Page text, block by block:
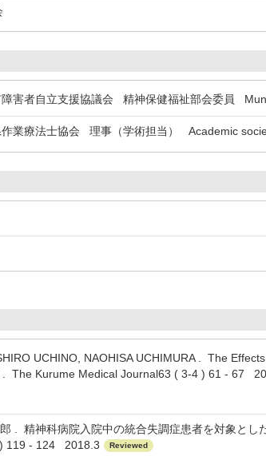
害者自立支援協議会 精神保健福祉部会委員
業療法士協会 理事（学術担当） Academic
UCHINO, NAOHISA UCHIMURA . The
. The Kurume Medical Journal63 ( 3-4 ) 61 - 67
. 精神科病院入院中の統合失調症患者を対象と
119 - 124 2018.3
Reviewed